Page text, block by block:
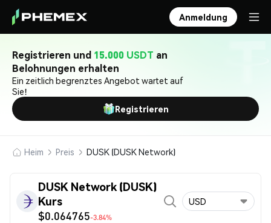
Anmeldung
Registrieren und 15.000 USDT an
Belohnungen erhalten
Ein zeitlich begrenztes Angebot wartet auf
Sie!
Registrieren
Heim Preis DUSK (DUSK Network)
DUSK Network (DUSK)
Kurs
$0.064765-3.84%
USD